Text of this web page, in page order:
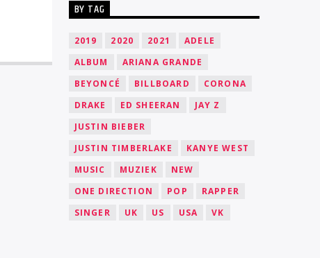
BY TAG
2019 2020 2021
ADELE
ALBUM
ARIANA GRANDE
BEYONCÉ
BILLBOARD
CORONA
DRAKE
ED SHEERAN
JAY Z
JUSTIN BIEBER
JUSTIN TIMBERLAKE
KANYE WEST
MUSIC
MUZIEK
NEW
ONE DIRECTION
POP
RAPPER
SINGER
UK US USA VK